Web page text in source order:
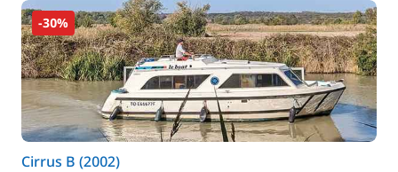
-30%
Cirrus B (2002)